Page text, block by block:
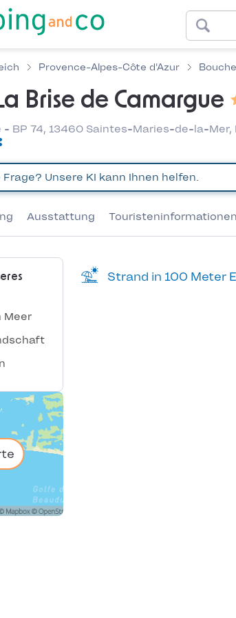
Provence-Alpes-Côte d'Azur
Brise de Camargue
- BP 74, 13460 Saintes-Maries-de-la-
Ausstattung Touristeninformationen
Meer
Strand in 100 Meter